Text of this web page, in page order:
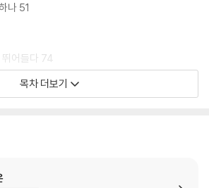
나 51
어들다 74
목차 더보기